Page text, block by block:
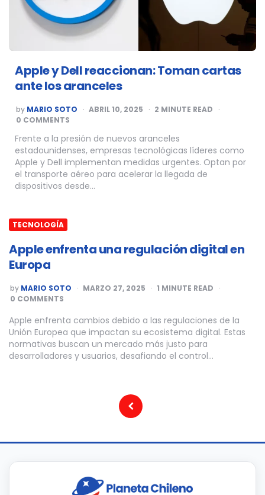
Apple y Dell reaccionan: Toman cartas
ante los aranceles
POSTED
BY
by MARIO SOTO ABRIL 10, 2025 2 MINUTE READ
0 COMMENTS
Frente a la presión de nuevos aranceles
estadounidenses, empresas tecnológicas líderes como
Apple y Dell implementan medidas urgentes. Optan por
el transporte aéreo para acelerar la llegada de
dispositivos desde…
TECNOLOGÍA
Apple enfrenta una regulación digital en
Europa
POSTED
BY
by MARIO SOTO MARZO 27, 2025 1 MINUTE READ
0 COMMENTS
Apple enfrenta cambios debido a las regulaciones de la
Unión Europea que impactan su ecosistema digital. Estas
normativas buscan un mercado más justo para
desarrolladores y usuarios, desafiando el control…